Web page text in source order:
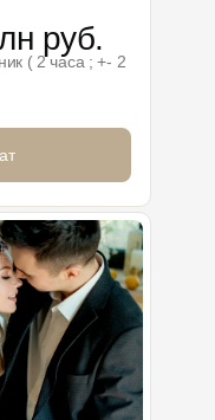
руб.
( 2 часа ; +- 2